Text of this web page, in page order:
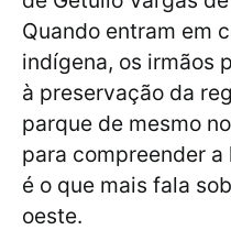
Quando entram em
indígena, os irmãos
à preservação da
parque de mesmo
para compreender a
é o que mais fala
oeste.